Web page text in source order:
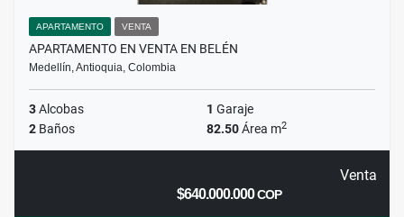
APARTAMENTO VENTA
APARTAMENTO EN VENTA EN BELÉN
Medellín, Antioquia, Colombia
3Alcobas 1 Garaje
2 Baños 82.50Área m2
Venta
$640.000.000COP